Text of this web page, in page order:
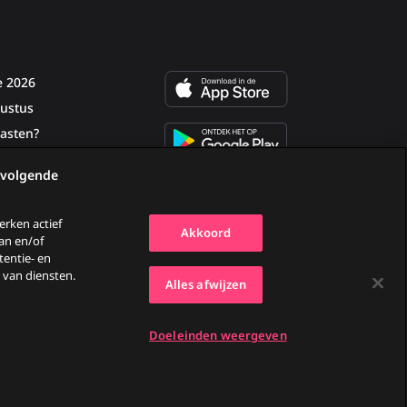
2026
actief
en/of
en
diensten.
Akkoord
Alles afwijzen
Doeleinden weergeven